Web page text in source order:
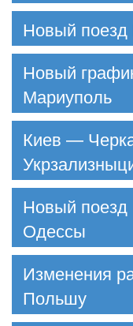
Новый
Новый
Мариуполь
Киев —
Новый
Одессы
Изменения
Польшу